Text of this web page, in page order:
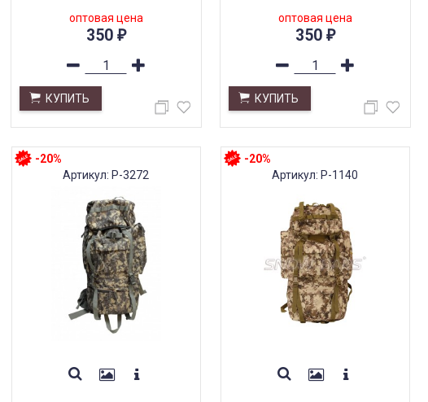
оптовая цена
350 ₽
КУПИТЬ
оптовая цена
350 ₽
КУПИТЬ
-20%
Артикул: Р-3272
-20%
Артикул: Р-1140